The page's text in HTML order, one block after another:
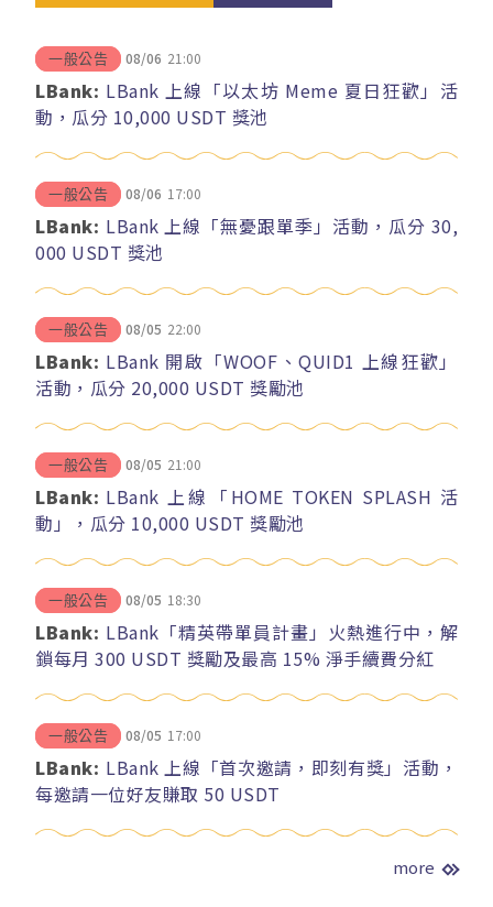
一般公告 08/06 21:00
LBank: LBank 上線「以太坊 Meme 夏日狂歡」活
動，瓜分 10,000 USDT 獎池
一般公告 08/06 17:00
LBank: LBank 上線「無憂跟單季」活動，瓜分 30,
000 USDT 獎池
一般公告 08/05 22:00
LBank: LBank 開啟「WOOF、QUID1 上線狂歡」
活動，瓜分 20,000 USDT 獎勵池
一般公告 08/05 21:00
LBank: LBank 上線「HOME TOKEN SPLASH 活
動」，瓜分 10,000 USDT 獎勵池
一般公告 08/05 18:30
LBank: LBank「精英帶單員計畫」火熱進行中，解
鎖每月 300 USDT 獎勵及最高 15% 淨手續費分紅
一般公告 08/05 17:00
LBank: LBank 上線「首次邀請，即刻有獎」活動，
每邀請一位好友賺取 50 USDT
more